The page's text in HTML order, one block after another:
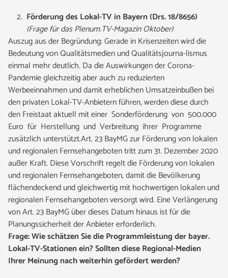
Förderung des Lokal-TV in Bayern (Drs. 18/8656)
(Frage für das Plenum.TV-Magazin Oktober)
Auszug aus der Begründung: Gerade in Krisenzeiten wird die
Bedeutung von Qualitätsmedien und Qualitätsjourna-lismus
einmal mehr deutlich. Da die Auswirkungen der Corona-
Pandemie gleichzeitig aber auch zu reduzierten
Werbeeinnahmen und damit erheblichen Umsatzeinbußen bei
den privaten Lokal-TV-Anbietern führen, werden diese durch
den Freistaat aktuell mit einer Sonderförderung von 500.000
Euro für Herstellung und Verbreitung ihrer Programme
zusätzlich unterstützt.Art. 23 BayMG zur Förderung von lokalen
und regionalen Fernsehangeboten tritt zum 31. Dezember 2020
außer Kraft. Diese Vorschrift regelt die Förderung von lokalen
und regionalen Fernsehangeboten, damit die Bevölkerung
flächendeckend und gleichwertig mit hochwertigen lokalen und
regionalen Fernsehangeboten versorgt wird. Eine Verlängerung
von Art. 23 BayMG über dieses Datum hinaus ist für die
Planungssicherheit der Anbieter erforderlich.
Frage: Wie schätzen Sie die Programmleistung der bayer.
Lokal-TV-Stationen ein? Sollten diese Regional-Medien
Ihrer Meinung nach weiterhin gefördert werden?